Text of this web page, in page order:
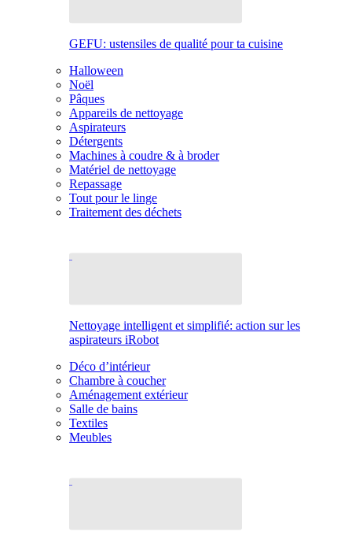
GEFU: ustensiles de qualité pour ta cuisine
Halloween
Noël
Pâques
Appareils de nettoyage
Aspirateurs
Détergents
Machines à coudre & à broder
Matériel de nettoyage
Repassage
Tout pour le linge
Traitement des déchets
Nettoyage intelligent et simplifié: action sur les
aspirateurs iRobot
Déco d’intérieur
Chambre à coucher
Aménagement extérieur
Salle de bains
Textiles
Meubles